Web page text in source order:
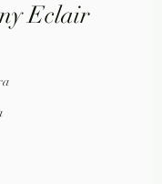
Eclair